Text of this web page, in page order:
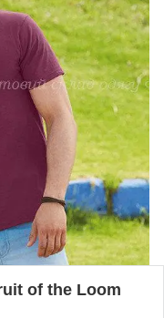
of the Loom